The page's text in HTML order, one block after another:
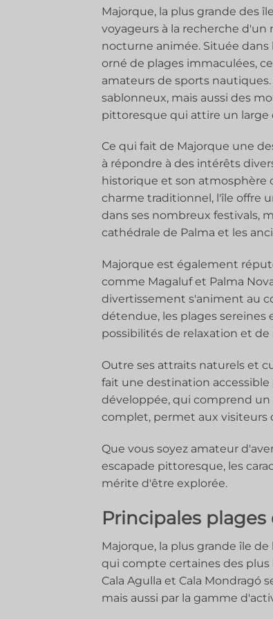
Majorque, la plus grande des
voyageurs à la recherche
nocturne animée. Située
orné de plages immaculées,
amateurs de sports
sablonneux, mais aussi des
pittoresque qui attire un large
Ce qui fait de Majorque une
à répondre à des intérêts
historique et son atmosphère
charme traditionnel, l'île offre
dans ses nombreux festivals,
cathédrale de Palma et les
Majorque est également
comme Magaluf et Palma
divertissement s'animent au
détendue, les plages
possibilités de relaxation et
Outre ses attraits naturels et
fait une destination
développée, qui comprend
complet, permet aux visiteurs
Que vous soyez amateur
escapade pittoresque, les
mérite d'être explorée.
Principales
Majorque, la plus grande île
qui compte certaines des plus
Cala Agulla et Cala
mais aussi par la gamme